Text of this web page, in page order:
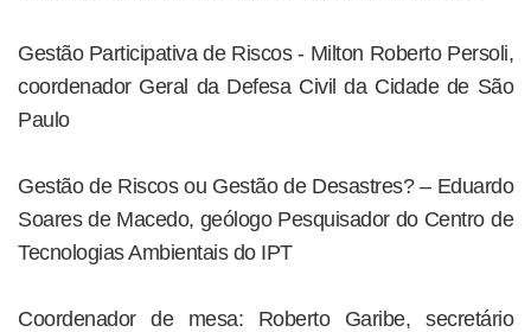
Gestão Participativa de Riscos - Milton Roberto Persoli,
coordenador Geral da Defesa Civil da Cidade de São
Paulo
Gestão de Riscos ou Gestão de Desastres? – Eduardo
Soares de Macedo, geólogo Pesquisador do Centro de
Tecnologias Ambientais do IPT
Coordenador de mesa: Roberto Garibe, secretário